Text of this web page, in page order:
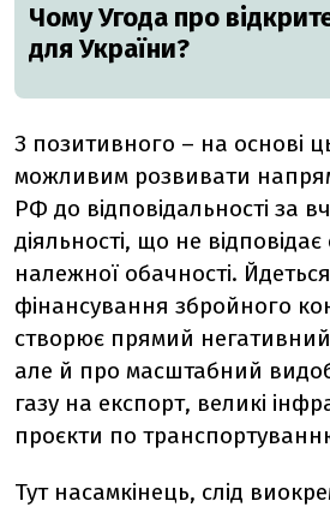
Чому Угода про
для України?
З позитивного – на основі
можливим розвивати
РФ до відповідальності за
діяльності, що не
належної обачності.
фінансування збройного
створює прямий
але й про масштабний
газу на експорт, великі
проєкти по
Тут насамкінець, слід